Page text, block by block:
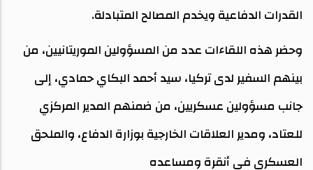
القدرات الدفاعية ويخدم المصالح المتبادلة.
وحضر هذه اللقاءات عدد من المسؤولين الموريتانيين، من
بينهم السفير لدى تركيا، سيد أحمد البكاي حمادي، إلى
جانب مسؤولين عسكريين، من ضمنهم المدير المركزي
للعتاد، ومدير العلاقات الخارجية بوزارة الدفاع، والملحق
العسكري في أنقرة ومساعده